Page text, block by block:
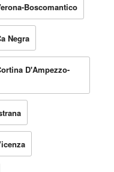
Boscomantico
Negra
D'Ampezzo-